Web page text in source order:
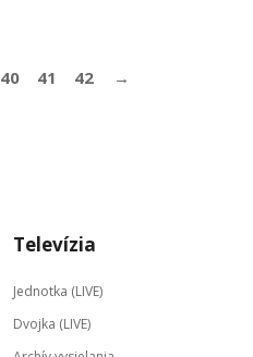
40 41 42 →
Televízia
Jednotka (LIVE)
Dvojka (LIVE)